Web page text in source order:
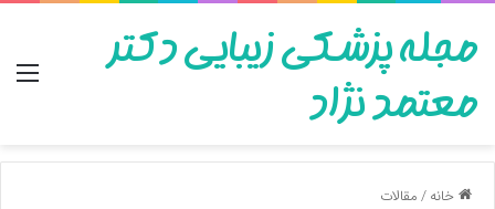
مجله پزشکی زیبایی دکتر
معتمد نژاد
خانه/مقالات